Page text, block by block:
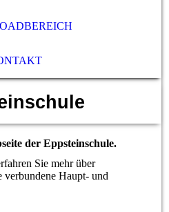
der Eppsteinschule.
Sie mehr über
verbundene Haupt- und